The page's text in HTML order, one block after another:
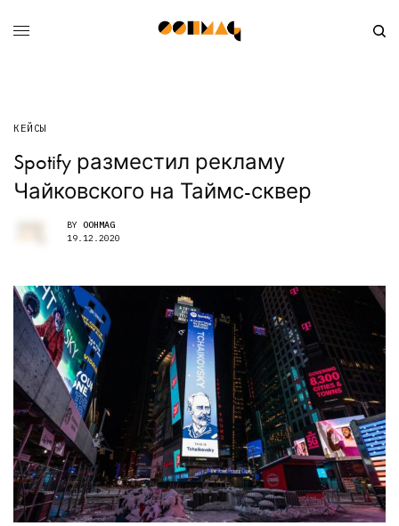
КЕЙСЫ
Spotify разместил рекламу
Чайковского на Таймс-сквер
BY OOHMAG
19.12.2020